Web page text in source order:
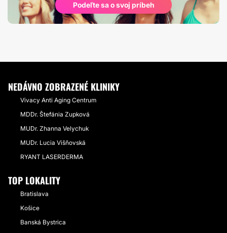
Podeľte sa o svoj príbeh
NEDÁVNO ZOBRAZENÉ KLINIKY
Vivacy Anti Aging Centrum
MDDr. Štefánia Zupková
MUDr. Zhanna Velychuk
MUDr. Lucia Višňovská
RYANT LASERDERMA
TOP LOKALITY
Bratislava
Košice
Banská Bystrica